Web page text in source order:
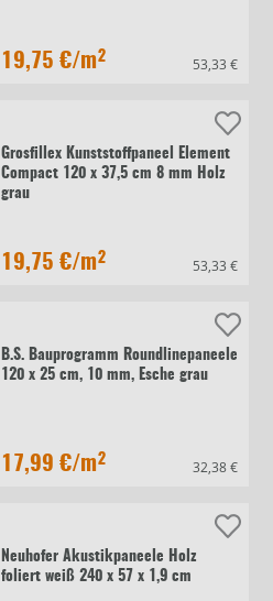
19,75 €/m² 53,33 €
Grosfillex Kunststoffpaneel Element
Compact 120 x 37,5 cm 8 mm Holz
grau
19,75 €/m² 53,33 €
B.S. Bauprogramm Roundlinepaneele
120 x 25 cm, 10 mm, Esche grau
17,99 €/m² 32,38 €
Neuhofer Akustikpaneele Holz
foliert weiß 240 x 57 x 1,9 cm